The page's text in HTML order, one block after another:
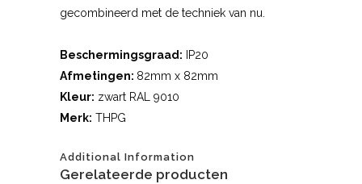
gecombineerd met de techniek van nu.
Beschermingsgraad: IP20
Afmetingen: 82mm x 82mm
Kleur: zwart RAL 9010
Merk: THPG
Additional Information
Gerelateerde producten